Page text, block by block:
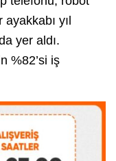
yıl
yer aldı.
%82’si iş